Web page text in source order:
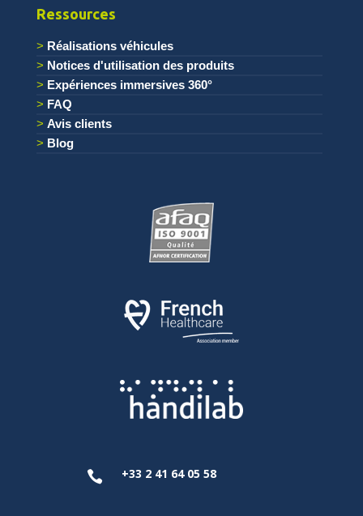
Ressources
Réalisations véhicules
Notices d'utilisation des produits
Expériences immersives 360°
FAQ
Avis clients
Blog
 +33 2 41 64 05 58